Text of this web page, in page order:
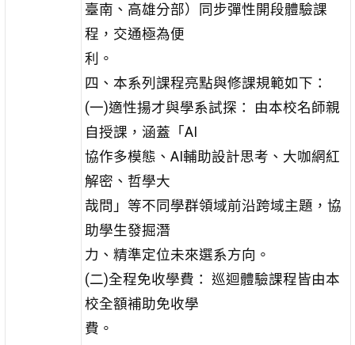
臺南、高雄分部）同步彈性開段體驗課
程，交通極為便
利。
四、本系列課程亮點與修課規範如下：
(一)適性揚才與學系試探： 由本校名師親
自授課，涵蓋「AI
協作多模態、AI輔助設計思考、大咖網紅
解密、哲學大
哉問」等不同學群領域前沿跨域主題，協
助學生發掘潛
力、精準定位未來選系方向。
(二)全程免收學費： 巡迴體驗課程皆由本
校全額補助免收學
費。